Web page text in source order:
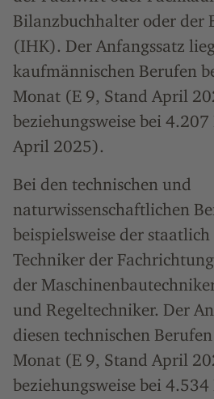
Bilanzbuchhalter oder der
(IHK). Der Anfangssatz
kaufmännischen Berufen
Monat (E 9, Stand April
beziehungsweise bei
April 2025).
Bei den technischen und
naturwissenschaftlichen
beispielsweise der
Techniker der
der
und Regeltechniker. Der
diesen technischen
Monat (E 9, Stand April
beziehungsweise bei